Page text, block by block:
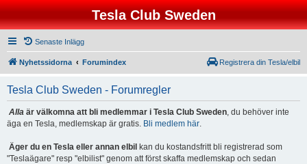
Tesla Club Sweden
Senaste Inlägg
Nyhetssidorna Forumindex Registrera din Tesla/elbil
Tesla Club Sweden - Forumregler
Alla är välkomna att bli medlemmar i Tesla Club Sweden, du behöver inte
äga en Tesla, medlemskap är gratis. Bli medlem här.
Äger du en Tesla eller annan elbil kan du kostandsfritt bli registrerad som
"Teslaägare" resp "elbilist" genom att först skaffa medlemskap och sedan